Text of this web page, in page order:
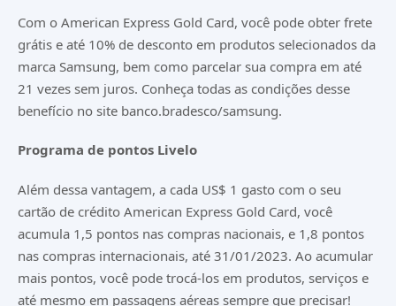
Com o American Express Gold Card, você pode obter frete
grátis e até 10% de desconto em produtos selecionados da
marca Samsung, bem como parcelar sua compra em até
21 vezes sem juros. Conheça todas as condições desse
benefício no site banco.bradesco/samsung.
Programa de pontos Livelo
Além dessa vantagem, a cada US$ 1 gasto com o seu
cartão de crédito American Express Gold Card, você
acumula 1,5 pontos nas compras nacionais, e 1,8 pontos
nas compras internacionais, até 31/01/2023. Ao acumular
mais pontos, você pode trocá-los em produtos, serviços e
até mesmo em passagens aéreas sempre que precisar!